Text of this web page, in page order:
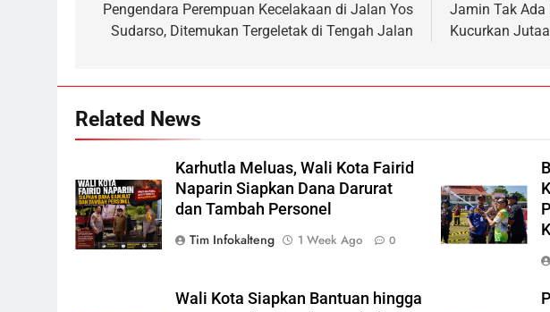
navigation
Pengendara Perempuan Kecelakaan di Jalan Yos
Sudarso, Ditemukan Tergeletak di Tengah Jalan
Jamin Tak Ada
Kucurkan
Related News
Karhutla Meluas, Wali Kota Fairid
Naparin Siapkan Dana Darurat
dan Tambah Personel
Tim Infokalteng
1 Week Ago 0
Wali Kota Siapkan Bantuan hingga
Presiden Prabowo Minta Bahlil
NUSANTARA
7
Nama Tokoh Anime Ramai
Dipakai Warga Indonesia, Ada
Uzumaki, D. Luffy, Shinchan,
hingga Doraemon
NUSANTARA
8
Tak Ada Lagi Pajak Terlewat,
ECONOMY